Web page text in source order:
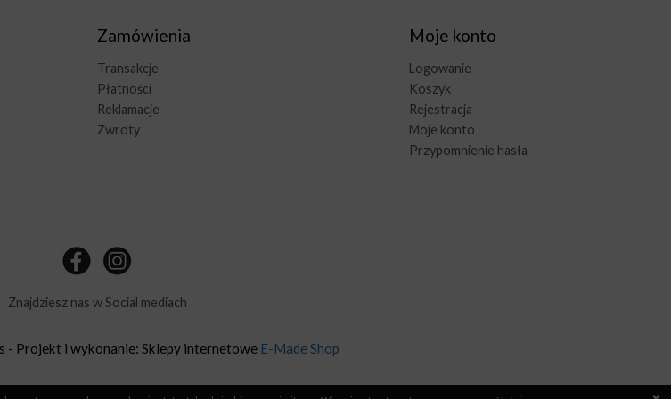
Zamówienia
Transakcje
Płatności
Reklamacje
Zwroty
Moje konto
Logowanie
Koszyk
Rejestracja
Moje konto
Przypomnienie hasła
Znajdziesz nas w Social mediach
- Projekt i wykonanie: Sklepy internetowe E-Made Shop